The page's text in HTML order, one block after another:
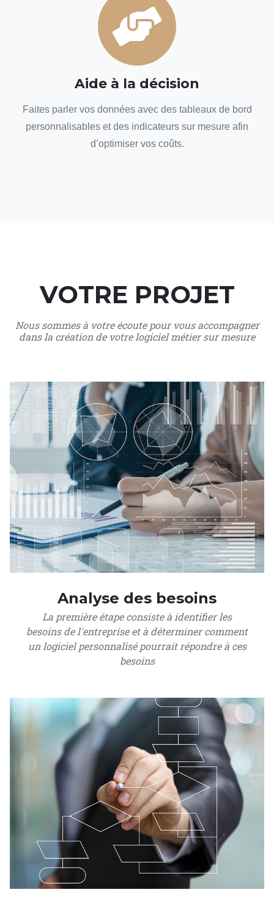
Aide à la décision
Faites parler vos données avec des tableaux de bord
personnalisables et des indicateurs sur mesure afin
d’optimiser vos coûts.
VOTRE PROJET
Nous sommes à votre écoute pour vous accompagner
dans la création de votre logiciel métier sur mesure
Analyse des besoins
La première étape consiste à identifier les
besoins de l'entreprise et à déterminer comment
un logiciel personnalisé pourrait répondre à ces
besoins